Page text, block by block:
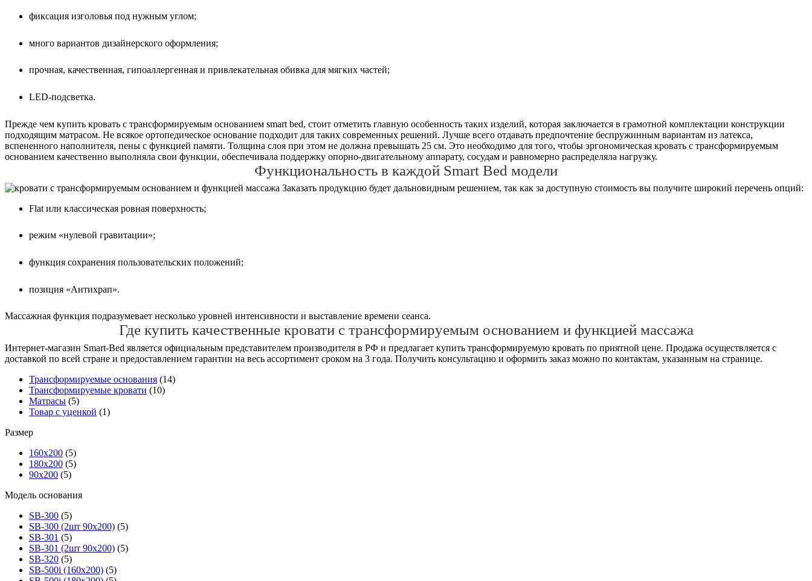
фиксация изголовья под нужным углом;
много вариантов дизайнерского оформления;
прочная, качественная, гипоаллергенная и привлекательная обивка для мягких частей;
LED-подсветка.
Прежде чем купить кровать с трансформируемым основанием smart bed, стоит отметить главную особенность таких изделий, которая заключается в грамотной комплектации конструкции
подходящим матрасом. Не всякое ортопедическое основание подходит для таких современных решений. Лучше всего отдавать предпочтение беспружинным вариантам из латекса,
вспененного наполнителя, пены с функцией памяти. Толщина слоя при этом не должна превышать 25 см. Это необходимо для того, чтобы эргономическая кровать с трансформируемым
основанием качественно выполняла свои функции, обеспечивала поддержку опорно-двигательному аппарату, сосудам и равномерно распределяла нагрузку.
Функциональность в каждой Smart Bed модели
Заказать продукцию будет дальновидным решением, так как за доступную стоимость вы получите широкий перечень опций:
Flat или классическая ровная поверхность;
режим «нулевой гравитации»;
функция сохранения пользовательских положений;
позиция «Антихрап».
Массажная функция подразумевает несколько уровней интенсивности и выставление времени сеанса.
Где купить качественные кровати с трансформируемым основанием и функцией массажа
Интернет-магазин Smart-Bed является официальным представителем производителя в РФ и предлагает купить трансформируемую кровать по приятной цене. Продажа осуществляется с
доставкой по всей стране и предоставлением гарантии на весь ассортимент сроком на 3 года. Получить консультацию и оформить заказ можно по контактам, указанным на странице.
Трансформируемые основания (14)
Трансформируемые кровати (10)
Матрасы (5)
Товар с уценкой (1)
Размер
160х200 (5)
180х200 (5)
90х200 (5)
Модель основания
SB-300 (5)
SB-300 (2шт 90х200) (5)
SB-301 (5)
SB-301 (2шт 90х200) (5)
SB-320 (5)
SB-500i (160x200) (5)